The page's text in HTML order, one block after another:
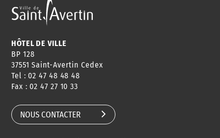
HÔTEL DE VILLE
BP 128
37551 Saint-Avertin Cedex
Tel : 02 47 48 48 48
Fax : 02 47 27 10 33
NOUS CONTACTER